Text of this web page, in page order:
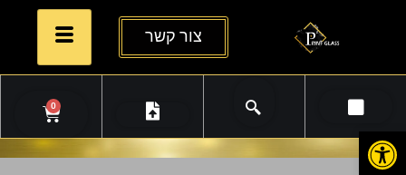
צור קשר
0
פתח סרגל נגישות